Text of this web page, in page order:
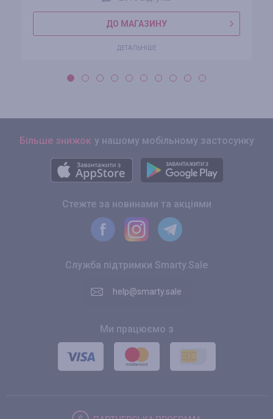
ДО МАГАЗИНУ
ДЕТАЛЬНІШЕ
Більше знижок у нашому мобільному застосунку
Стежте за новинами та акціями
Служба підтримки Smarty.Sale
help@smarty.sale
Ми працюємо з